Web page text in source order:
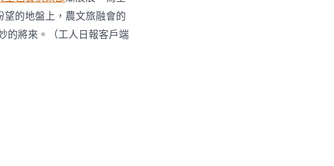
望的地盤上，農文旅融會的
的將來。（工人日報客戶端